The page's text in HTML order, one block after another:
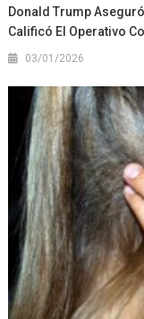
Donald Trump
Calificó El Operativo
03/01/2026